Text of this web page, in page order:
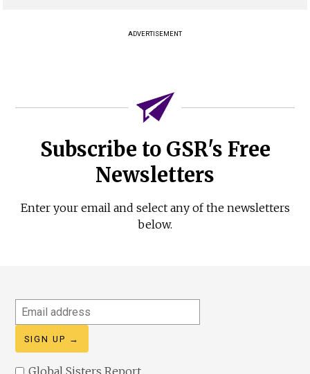
ADVERTISEMENT
Subscribe to GSR's Free
Newsletters
Enter your email and select any of the newsletters
below.
Email
address